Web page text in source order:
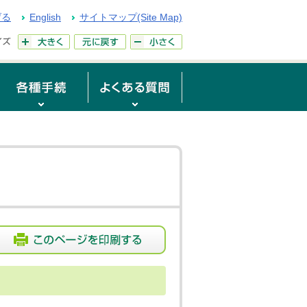
English サイトマップ(Site Map)